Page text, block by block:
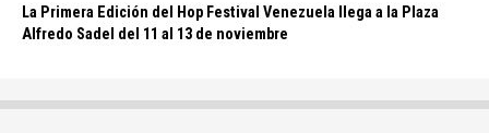
La Primera Edición del Hop Festival Venezuela llega a la Plaza
Alfredo Sadel del 11 al 13 de noviembre